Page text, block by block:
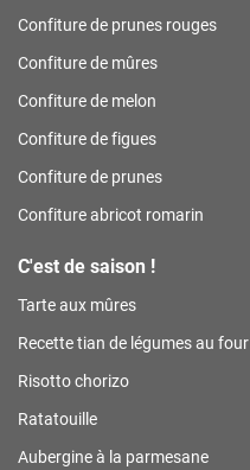
Confiture de prunes rouges
Confiture de mûres
Confiture de melon
Confiture de figues
Confiture de prunes
Confiture abricot romarin
C'est de saison !
Tarte aux mûres
Recette tian de légumes au four
Risotto chorizo
Ratatouille
Aubergine à la parmesane